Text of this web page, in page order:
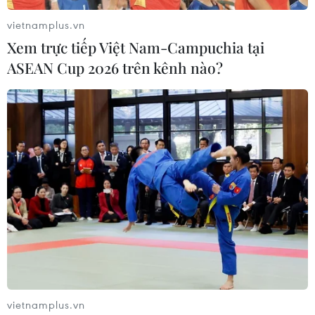
Hàng chục hộ dân tại Phú Yên hiến hơn
2.000m2 đất để mở đường
20/05/2025 03:58
24 hộ dân ở các xã An Dân (huyện Tuy An), Xuân Sơn
Bắc và Xuân Sơn Nam (huyện Đồng Xuân), tỉnh Phú Yên
đã tự nguyện hiến hơn 2.260m2 đất để phục vụ mở
đường giao thông nông thôn.
vietnamplus.vn
Xem trực tiếp Việt Nam-Campuchia tại
ASEAN Cup 2026 trên kênh nào?
vietnamplus.vn